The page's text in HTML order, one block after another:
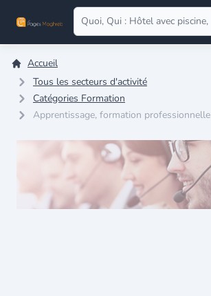
Accueil
Tous les secteurs d'activité
Catégories Formation
Apprentissage, formation professionnelle